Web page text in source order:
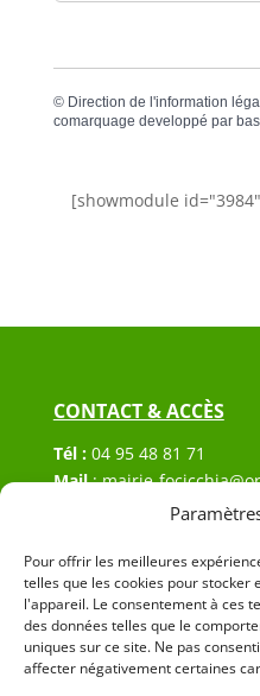
Pour offrir les meilleures
telles que les cookies pour
l'appareil. Le consentement à ces
des données telles que le
uniques sur ce site. Ne pas
affecter négativement certaines
© Direction de l'information
comarquage developpé par
[showmodule
CONTACT & ACCÈS
Tél : 04 95 48 81 71
Mail:mairie-
Hôtel de ville
20212 Focicchia